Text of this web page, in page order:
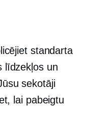
standarta
līdzekļos un
sekotāji
lai pabeigtu